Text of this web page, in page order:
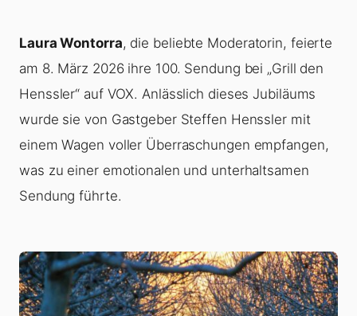
Laura Wontorra, die beliebte Moderatorin, feierte
am 8. März 2026 ihre 100. Sendung bei „Grill den
Henssler“ auf VOX. Anlässlich dieses Jubiläums
wurde sie von Gastgeber Steffen Henssler mit
einem Wagen voller Überraschungen empfangen,
was zu einer emotionalen und unterhaltsamen
Sendung führte.